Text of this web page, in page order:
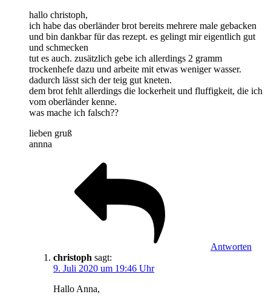
hallo christoph,
ich habe das oberländer brot bereits mehrere male gebacken
und bin dankbar für das rezept. es gelingt mir eigentlich gut
und schmecken
tut es auch. zusätzlich gebe ich allerdings 2 gramm
trockenhefe dazu und arbeite mit etwas weniger wasser.
dadurch lässt sich der teig gut kneten.
dem brot fehlt allerdings die lockerheit und fluffigkeit, die ich
vom oberländer kenne.
was mache ich falsch??
lieben gruß
annna
Antworten
christoph sagt:
9. Juli 2020 um 19:46 Uhr
Hallo Anna,